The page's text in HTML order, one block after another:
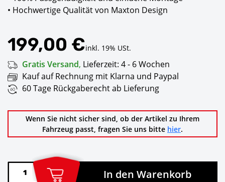
• Hochwertige Qualität von Maxton Design
199,00 €inkl. 19% USt.
Gratis Versand, Lieferzeit: 4 - 6 Wochen
Kauf auf Rechnung mit Klarna und Paypal
60 Tage Rückgaberecht ab Lieferung
Wenn Sie nicht sicher sind, ob der Artikel zu Ihrem
Fahrzeug passt, fragen Sie uns bitte hier.
In den Warenkorb